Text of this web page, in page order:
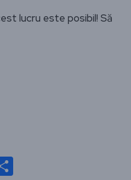
lucru este posibil! Să